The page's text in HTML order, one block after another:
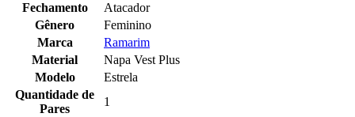
Fechamento
Atacador
Gênero
Feminino
Marca
Ramarim
Material
Napa Vest Plus
Modelo
Estrela
Quantidade de
Pares
1